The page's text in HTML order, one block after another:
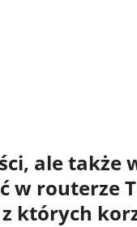
, ale także
w routerze
których